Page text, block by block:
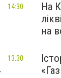
На
на
14:30
13:30